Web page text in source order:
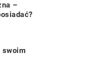
–
swoim